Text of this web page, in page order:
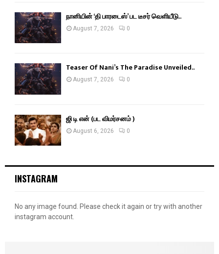
நானியின் ‘தி பாரடைஸ்’ பட டீசர் வெளியீடு..
August 7, 2026 0
Teaser Of Nani’s The Paradise Unveiled..
August 7, 2026 0
ஜி டி என் (பட விமர்சனம் )
August 6, 2026 0
INSTAGRAM
No any image found. Please check it again or try with another
instagram account.